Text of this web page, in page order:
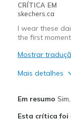
CRÍTICA EM
skechers.ca
I wear these
the first
Mostrar
Mais detalhes
Em resumo
Esta crítica foi